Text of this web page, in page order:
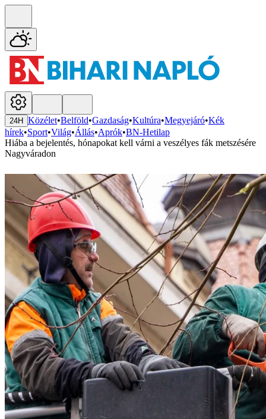
24H Közélet•Belföld•Gazdaság•Kultúra•Megyejáró•Kék
hírek•Sport•Világ•Állás•Aprók•BN-Hetilap
Hiába a bejelentés, hónapokat kell várni a veszélyes fák metszésére
Nagyváradon